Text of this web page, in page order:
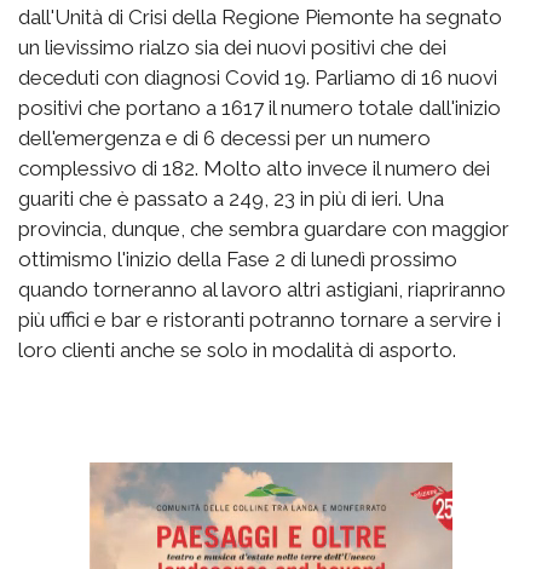
dall'Unità di Crisi della Regione Piemonte ha segnato
un lievissimo rialzo sia dei nuovi positivi che dei
deceduti con diagnosi Covid 19. Parliamo di 16 nuovi
positivi che portano a 1617 il numero totale dall'inizio
dell'emergenza e di 6 decessi per un numero
complessivo di 182. Molto alto invece il numero dei
guariti che è passato a 249, 23 in più di ieri. Una
provincia, dunque, che sembra guardare con maggior
ottimismo l'inizio della Fase 2 di lunedì prossimo
quando torneranno al lavoro altri astigiani, riapriranno
più uffici e bar e ristoranti potranno tornare a servire i
loro clienti anche se solo in modalità di asporto.